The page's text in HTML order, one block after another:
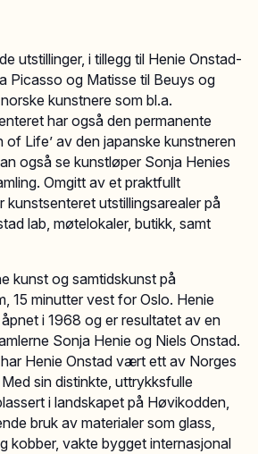
utstillinger, i tillegg til Henie Onstad-
Picasso og Matisse til Beuys og
kunstnere som bl.a.
har også den permanente
of Life’ av den japanske kunstneren
også se kunstløper Sonja Henies
Omgitt av et praktfullt
kunstsenteret utstillingsar­ealer på
lab, møtelokaler, butikk, samt
kunst og samtidskunst på
15 minutter vest for Oslo. Henie
i 1968 og er resultatet av en
Sonja Henie og Niels Onstad.
Henie Onstad vært ett av Norges
sin distinkte, uttrykksfulle
i landskapet på Høvikodden,
bruk av materialer som glass,
kobber, vakte bygget internasjonal